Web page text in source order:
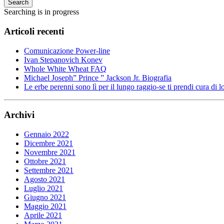
Search
Searching is in progress
Articoli recenti
Comunicazione Power-line
Ivan Stepanovich Konev
Whole White Wheat FAQ
Michael Joseph” Prince ” Jackson Jr. Biografia
Le erbe perenni sono lì per il lungo raggio-se ti prendi cura di
Archivi
Gennaio 2022
Dicembre 2021
Novembre 2021
Ottobre 2021
Settembre 2021
Agosto 2021
Luglio 2021
Giugno 2021
Maggio 2021
Aprile 2021